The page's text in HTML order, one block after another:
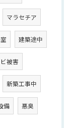
マラセチア
建築途中
被害
新築工事中
備 悪臭